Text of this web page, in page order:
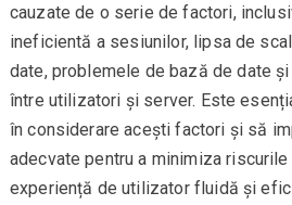
cauzate de o serie de factori,
ineficientă a sesiunilor, lipsa de
date, problemele de bază de date
între utilizatori și server. Este
în considerare acești factori și să
adecvate pentru a minimiza riscurile
experiență de utilizator fluidă și